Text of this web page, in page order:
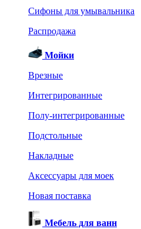
Сифоны для умывальника
Распродажа
Мойки
Врезные
Интегрированные
Полу-интегрированные
Подстольные
Накладные
Аксессуары для моек
Новая поставка
Мебель для ванн